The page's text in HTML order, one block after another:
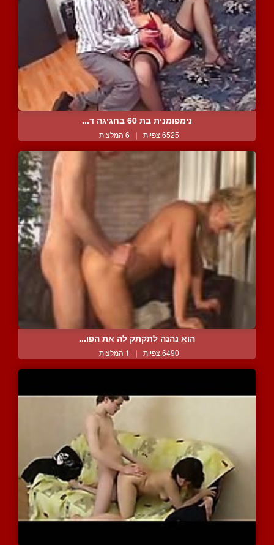
נימפומנית בת 60 בחגיגה ד...
6525 צפיות | 6 המלצות
הוא נהנה לתקתק לה את הפו...
6490 צפיות | 1 המלצות